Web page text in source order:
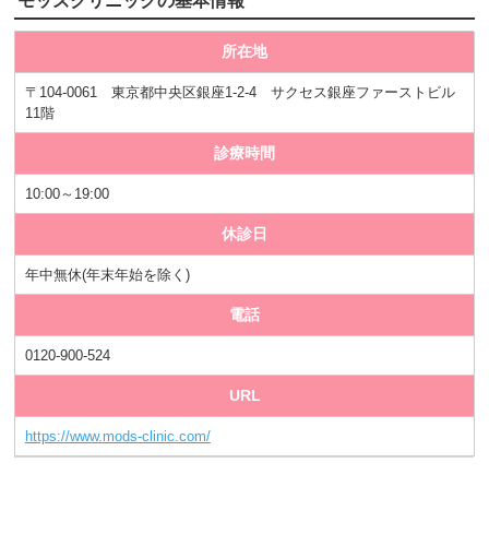
所在地
〒104-0061 東京都中央区銀座1-2-4 サクセス銀座ファーストビル
11階
診療時間
10:00～19:00
休診日
年中無休(年末年始を除く)
電話
0120-900-524
URL
https://www.mods-clinic.com/